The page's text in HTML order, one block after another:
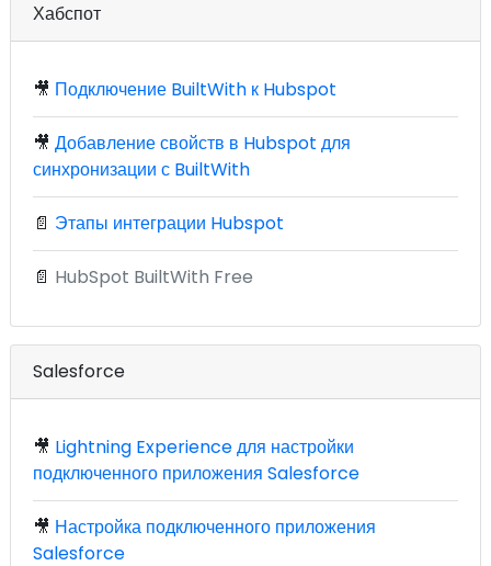
Хабспот
🎥 Подключение BuiltWith к Hubspot
🎥 Добавление свойств в Hubspot для
синхронизации с BuiltWith
📄 Этапы интеграции Hubspot
📄 HubSpot BuiltWith Free
Salesforce
🎥 Lightning Experience для настройки
подключенного приложения Salesforce
🎥 Настройка подключенного приложения
Salesforce